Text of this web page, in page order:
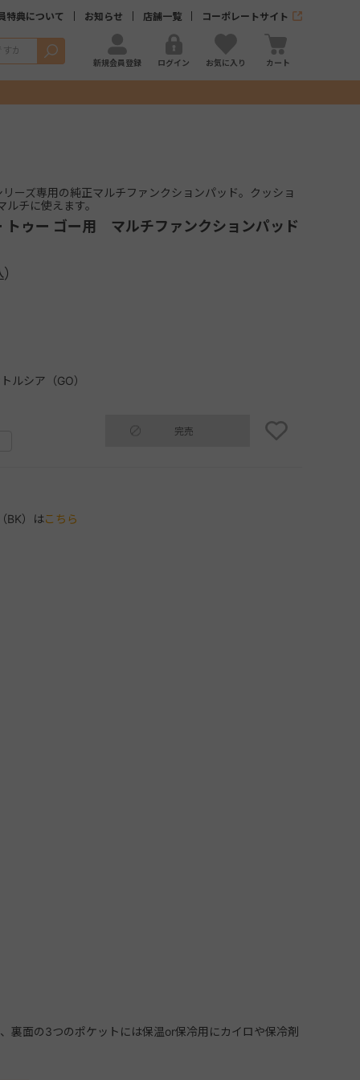
特典について お知らせ 店舗一覧 コーポレートサイト
検索
新規会員登録 ログイン お気に入り カート
リーズ専用の純正マルチファンクションパッド。クッショ
ルチに使えます。
トゥー ゴー用 マルチファンクションパッド
ルシア（GO）
完売
BK）はこちら
裏面の3つのポケットには保温or保冷用にカイロや保冷剤